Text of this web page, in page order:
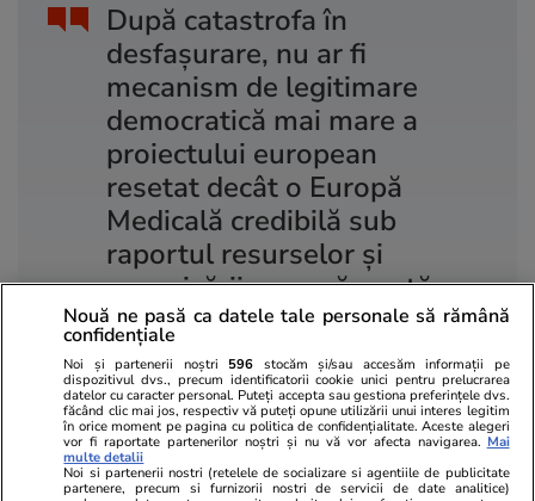
După catastrofa în
desfașurare, nu ar fi
mecanism de legitimare
democratică mai mare a
proiectului european
resetat decât o Europă
Medicală credibilă sub
raportul resurselor și
organizării, care să poată
interveni prompt în fazele
incipiente ale dezastrelor
medicale ce vor veni pe
fondul catastrofei climatice
în desfașurare.
Nouă ne pasă ca datele tale personale să rămână
confidențiale
Noi și partenerii noștri 596 stocăm și/sau accesăm informații pe
dispozitivul dvs., precum identificatorii cookie unici pentru prelucrarea
datelor cu caracter personal. Puteți accepta sau gestiona preferințele dvs.
făcând clic mai jos, respectiv vă puteți opune utilizării unui interes legitim
în orice moment pe pagina cu politica de confidențialitate. Aceste alegeri
vor fi raportate partenerilor noștri și nu vă vor afecta navigarea. Mai
multe detalii
Noi si partenerii nostri (retelele de socializare si agentiile de publicitate
partenere, precum si furnizorii nostri de servicii de date analitice)